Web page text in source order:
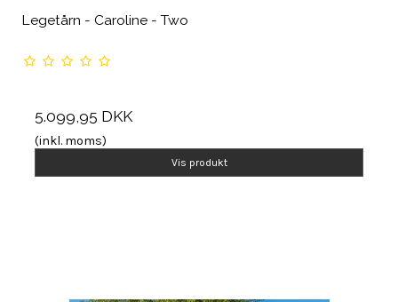
Legetårn - Caroline - Two
5.099,95 DKK
(inkl. moms)
Vis produkt